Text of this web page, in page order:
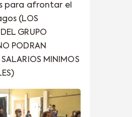
para afrontar el
(LOS
GRUPO
PODRAN
SALARIOS MINIMOS